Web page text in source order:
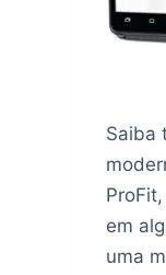
Saiba
em
uma